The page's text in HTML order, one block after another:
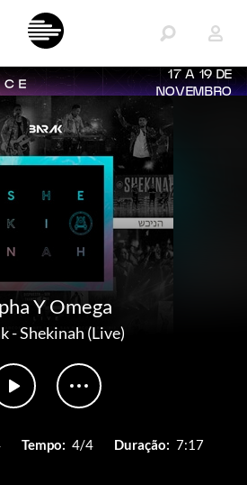
17 A 19 DE
NOVEMBRO
Y Omega
-Shekinah (Live)
Tempo: 4/4 Duração: 7:17